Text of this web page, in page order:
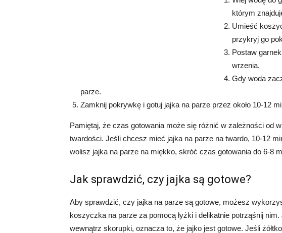
którym
Umieść
przykryj go
Postaw
wrzenia.
Gdy woda
parze.
Zamknij pokrywkę i gotuj jajka na parze przez około 10-12
Pamiętaj, że czas gotowania może się różnić w zależności od
twardości. Jeśli chcesz mieć jajka na parze na twardo, 10-12
wolisz jajka na parze na miękko, skróć czas gotowania do 6-8
Jak sprawdzić, czy jajka są gotowe?
Aby sprawdzić, czy jajka na parze są gotowe, możesz
koszyczka na parze za pomocą łyżki i delikatnie potrząśnij
wewnątrz skorupki, oznacza to, że jajko jest gotowe. Jeśli